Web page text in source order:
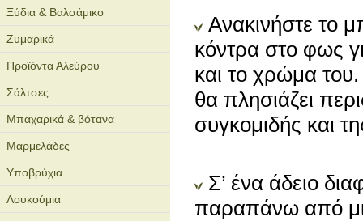
Ξύδια & Βαλσάμικο
Ζυμαρικά
Προϊόντα Αλεύρου
Σάλτσες
Μπαχαρικά & βότανα
Μαρμελάδες
Υποβρύχια
Λουκούμια
Ανακινήστε το
κόντρα στο φως
και το χρώμα
θα πλησιάζει
συγκομιδής και
Σ’ ένα άδειο
παραπάνω από